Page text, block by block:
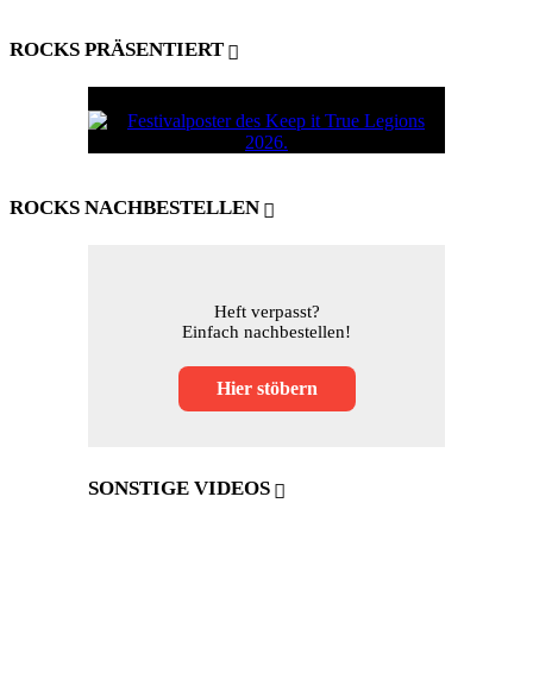
ROCKS PRÄSENTIERT
ROCKS NACHBESTELLEN
Heft verpasst?
Einfach nachbestellen!
Hier stöbern
SONSTIGE VIDEOS